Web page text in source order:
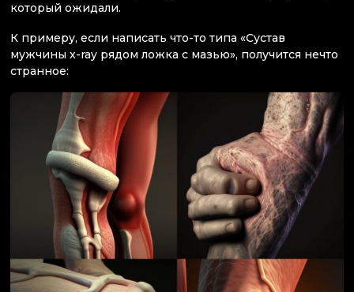
который ожидали.
К примеру, если написать что-то типа «Сустав
мужчины x-ray рядом ложка с мазью», получится нечто
странное: